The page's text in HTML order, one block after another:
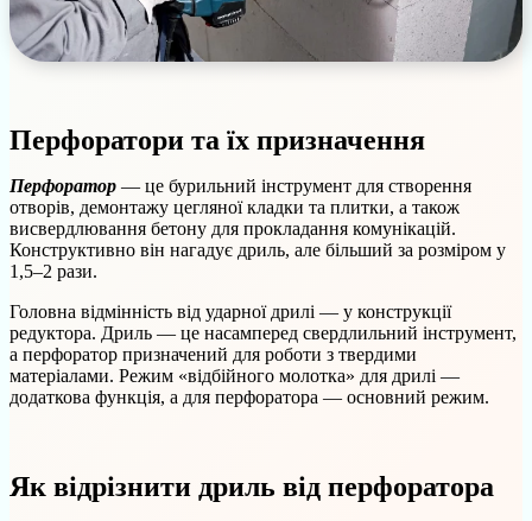
Перфоратори та їх призначення
Перфоратор — це бурильний інструмент для створення
отворів, демонтажу цегляної кладки та плитки, а також
висвердлювання бетону для прокладання комунікацій.
Конструктивно він нагадує дриль, але більший за розміром у
1,5–2 рази.
Головна відмінність від ударної дрилі — у конструкції
редуктора. Дриль — це насамперед свердлильний інструмент,
а перфоратор призначений для роботи з твердими
матеріалами. Режим «відбійного молотка» для дрилі —
додаткова функція, а для перфоратора — основний режим.
Як відрізнити дриль від перфоратора